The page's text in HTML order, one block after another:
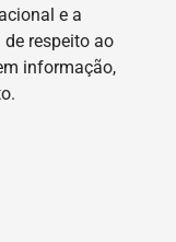
e a
respeito ao
informação,